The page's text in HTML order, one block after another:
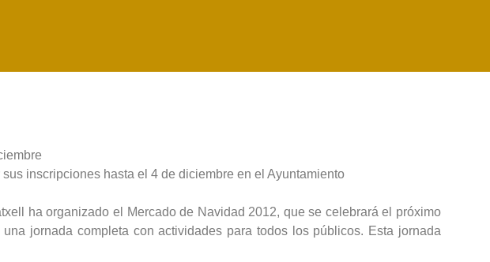
inscripciones hasta el 4 de diciembre en el Ayuntamiento
ha organizado el Mercado de Navidad 2012, que se celebrará el próximo
jornada completa con actividades para todos los públicos. Esta jornada